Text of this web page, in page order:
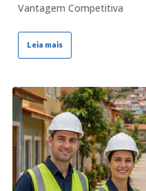
Vantagem Competitiva
Leia mais